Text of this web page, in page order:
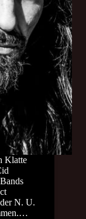
Klatte
N. U.